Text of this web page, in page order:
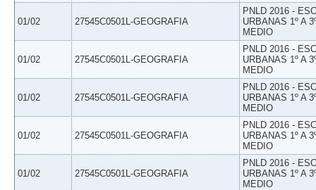
01/02 27545C0501L-GEOGRAFIA
PNLD 2016 -
URBANAS 1º A
MEDIO
01/02 27545C0501L-GEOGRAFIA
PNLD 2016 -
URBANAS 1º A
MEDIO
01/02 27545C0501L-GEOGRAFIA
PNLD 2016 -
URBANAS 1º A
MEDIO
01/02 27545C0501L-GEOGRAFIA
PNLD 2016 -
URBANAS 1º A
MEDIO
01/02 27545C0501L-GEOGRAFIA
PNLD 2016 -
URBANAS 1º A
MEDIO